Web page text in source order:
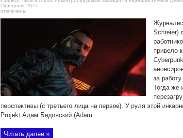
Cyberpunk 2077
отключены
Schreier)
привело
за
Тогда же
перспективы (с третьего лица на первое). У руля этой
Projekt Адам Бадовский (Adam ...
Читать далее »